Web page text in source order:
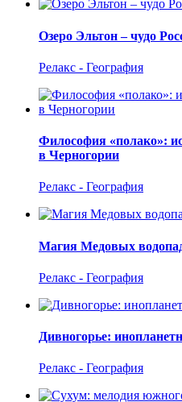
Озеро Эльтон – чудо
Релакс - География
Философия «полако»:
в Черногории
Релакс - География
Магия Медовых
Релакс - География
Дивногорье:
Релакс - География